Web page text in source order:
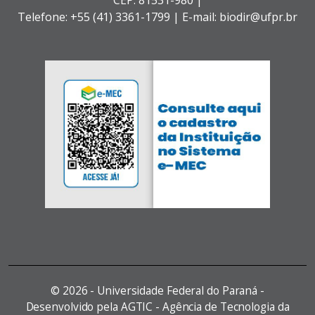
Telefone: +55 (41) 3361-1799 | E-mail: biodir@ufpr.br
© 2026 - Universidade Federal do Paraná -
Desenvolvido pela AGTIC - Agência de Tecnologia da